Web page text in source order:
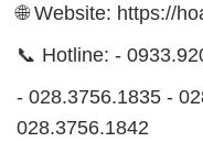
🌐 Website: https://
📞 Hotline: -
- 028.3756.1835 -
028.3756.1842